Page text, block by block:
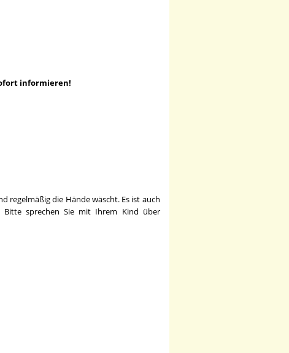
informieren!
regelmäßig die Hände wäscht. Es ist auch
sprechen Sie mit Ihrem Kind über